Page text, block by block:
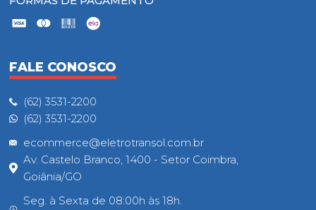
FALE CONOSCO
(62) 3531-2200
(62) 3531-2200
ecommerce@eletrotransol.com.br
Av. Castelo Branco, 1400 - Setor Coimbra,
Goiânia/GO
Seg. à Sexta de 08:00h às 18h.